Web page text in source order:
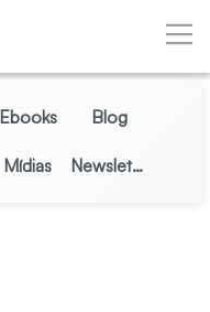
Ebooks Blog
Mídias Newsletter